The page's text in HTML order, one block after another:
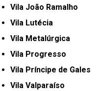
Vila João Ramalho
Vila Lutécia
Vila Metalúrgica
Vila Progresso
Vila Príncipe de Gales
Vila Valparaíso